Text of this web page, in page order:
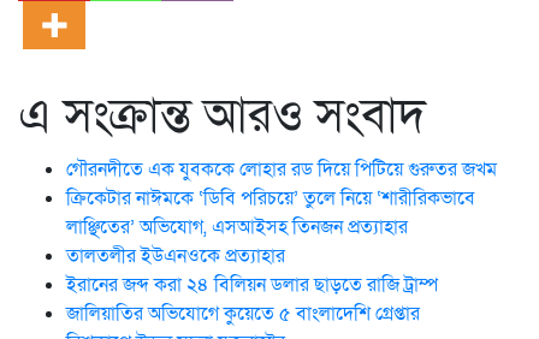
এ সংক্রান্ত আরও সংবাদ
গৌরনদীতে এক যুবককে লোহার রড দিয়ে পিটিয়ে গুরুতর জখম
ক্রিকেটার নাঈমকে ‘ডিবি পরিচয়ে’ তুলে নিয়ে ‘শারীরিকভাবে
লাঞ্ছিতের’ অভিযোগ, এসআইসহ তিনজন প্রত্যাহার
তালতলীর ইউএনওকে প্রত্যাহার
ইরানের জব্দ করা ২৪ বিলিয়ন ডলার ছাড়তে রাজি ট্রাম্প
জালিয়াতির অভিযোগে কুয়েতে ৫ বাংলাদেশি গ্রেপ্তার